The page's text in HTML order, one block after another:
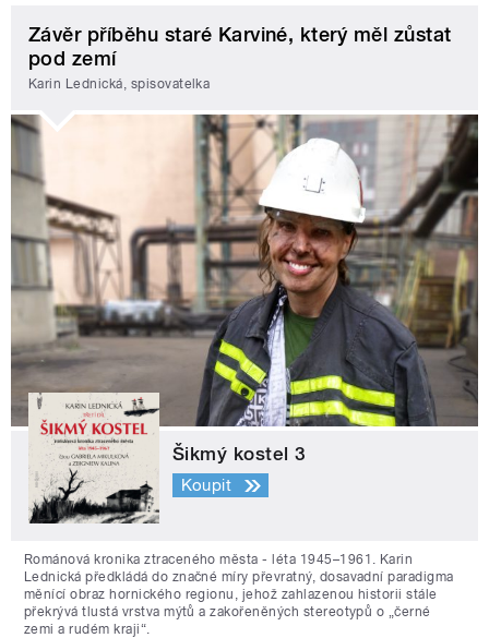
Závěr příběhu staré Karviné, který měl zůstat
pod zemí
Karin Lednická, spisovatelka
Šikmý kostel 3
Koupit
Románová kronika ztraceného města - léta 1945–1961. Karin
Lednická předkládá do značné míry převratný, dosavadní paradigma
měnící obraz hornického regionu, jehož zahlazenou historii stále
překrývá tlustá vrstva mýtů a zakořeněných stereotypů o „černé
zemi a rudém kraji“.